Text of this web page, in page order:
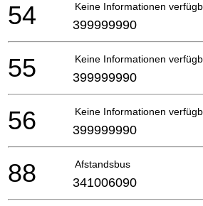
Keine Informationen
54 399999990
Keine Informationen
55 399999990
Keine Informationen
56 399999990
Afstandsbus
88 341006090